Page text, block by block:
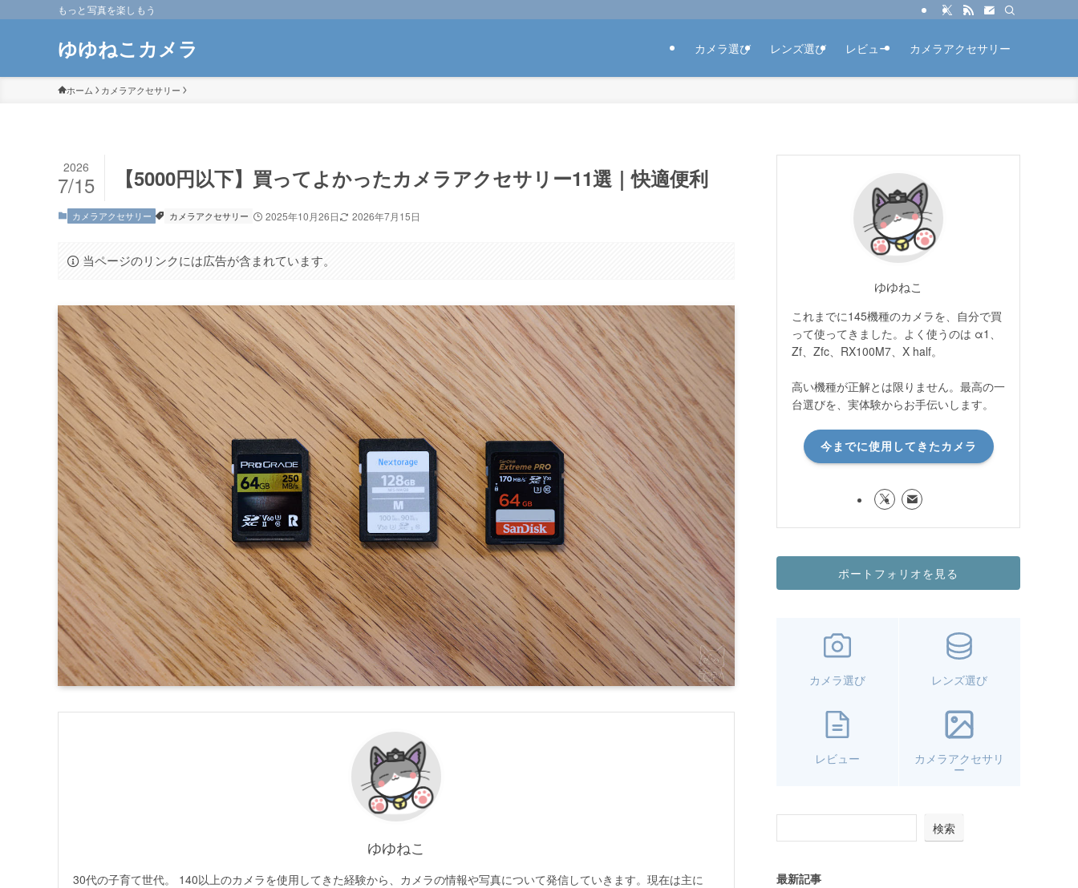
もっと写真を楽しもう
ゆゆねこカメラ カメラ選び レンズ選び レビュー カメラアクセサリー
ホーム カメラアクセサリー
【5000円以下】買ってよかったカメラアクセサリー11選｜快適便利
2026
7/15
カメラアクセサリー カメラアクセサリー 2025年10月26日 2026年7月15日
当ページのリンクには広告が含まれています。
ゆゆねこ
30代の子育て世代。 140以上のカメラを使用してきた経験から、カメラの情報や写真について発信していきます。現在は主に
ゆゆねこ
これまでに145機種のカメラを、自分で買
って使ってきました。よく使うのは α1、
Zf、Zfc、RX100M7、X half。
高い機種が正解とは限りません。最高の一
台選びを、実体験からお手伝いします。
今までに使用してきたカメラ
ポートフォリオを見る
カメラ選び レンズ選び
レビュー カメラアクセサリ
ー
検索
最新記事